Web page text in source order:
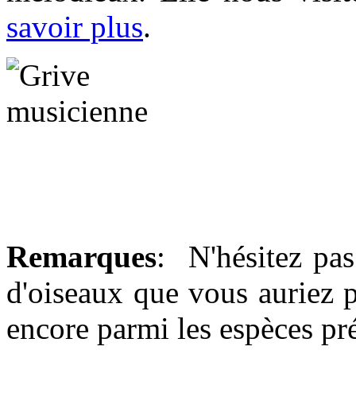
savoir plus.
Remarques: N'hésitez
d'oiseaux que vous auriez
encore parmi les espèces